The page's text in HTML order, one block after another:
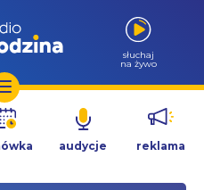
słuchaj
na żywo
audycje reklama